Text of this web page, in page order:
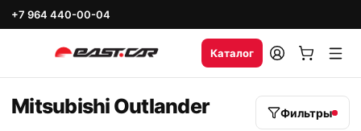
+7 964 440-00-04
Каталог
Mitsubishi Outlander Фильтры